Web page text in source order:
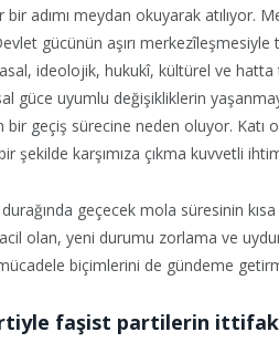
adımı meydan okuyarak atılıyor.
gücünün aşırı merkezîleşmesiyle
ideolojik, hukukî, kültürel ve hatta
güce uyumlu değişikliklerin
geçiş sürecine neden oluyor. Katı
şekilde karşımıza çıkma kuvvetli
geçecek mola süresinin
olan, yeni durumu zorlama ve
biçimlerini de gündeme
faşist partilerin